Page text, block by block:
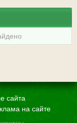
сайта
на сайте